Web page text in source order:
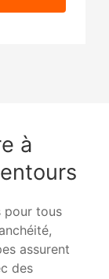
à
pour tous
assurent
des